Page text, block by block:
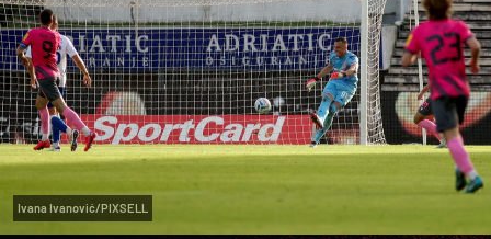
Ivana Ivanović/PIXSELL